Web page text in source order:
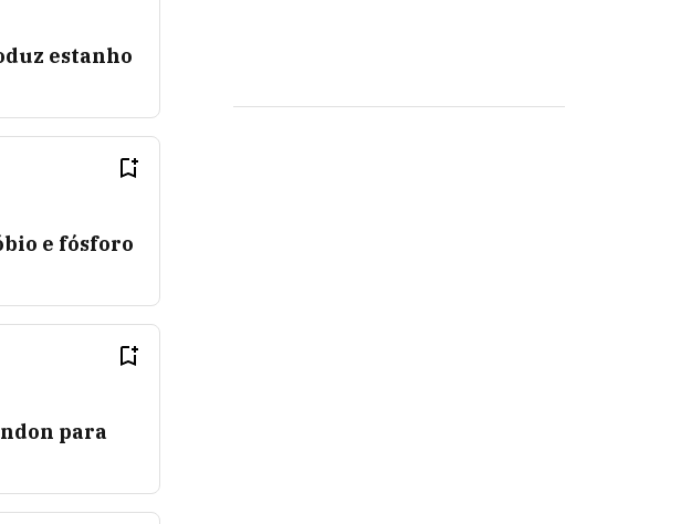
estanho
e fósforo
para